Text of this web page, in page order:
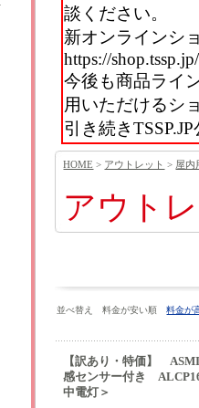
談ください。
新オンラインシ
https://shop.tssp.jp/
今後も商品ライ
用いただけるシ
引き続き
HOME > アウトレット > 屋内
アウト
並べ替え 料金が安い順料金が
【訳あり・特価】
感センサー付き
中電灯＞